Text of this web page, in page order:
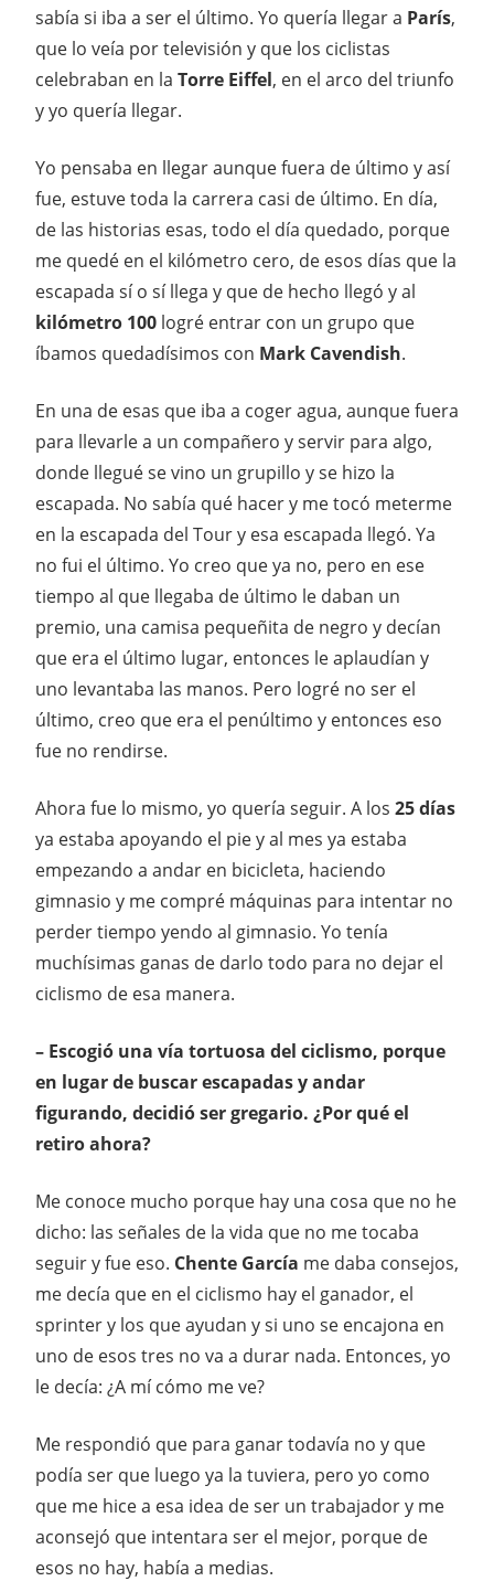
sabía si iba a ser el último. Yo quería llegar a París,
que lo veía por televisión y que los ciclistas
celebraban en la Torre Eiffel, en el arco del triunfo
y yo quería llegar.
Yo pensaba en llegar aunque fuera de último y así
fue, estuve toda la carrera casi de último. En día,
de las historias esas, todo el día quedado, porque
me quedé en el kilómetro cero, de esos días que la
escapada sí o sí llega y que de hecho llegó y al
kilómetro 100 logré entrar con un grupo que
íbamos quedadísimos con Mark Cavendish.
En una de esas que iba a coger agua, aunque fuera
para llevarle a un compañero y servir para algo,
donde llegué se vino un grupillo y se hizo la
escapada. No sabía qué hacer y me tocó meterme
en la escapada del Tour y esa escapada llegó. Ya
no fui el último. Yo creo que ya no, pero en ese
tiempo al que llegaba de último le daban un
premio, una camisa pequeñita de negro y decían
que era el último lugar, entonces le aplaudían y
uno levantaba las manos. Pero logré no ser el
último, creo que era el penúltimo y entonces eso
fue no rendirse.
Ahora fue lo mismo, yo quería seguir. A los 25 días
ya estaba apoyando el pie y al mes ya estaba
empezando a andar en bicicleta, haciendo
gimnasio y me compré máquinas para intentar no
perder tiempo yendo al gimnasio. Yo tenía
muchísimas ganas de darlo todo para no dejar el
ciclismo de esa manera.
– Escogió una vía tortuosa del ciclismo, porque
en lugar de buscar escapadas y andar
figurando, decidió ser gregario. ¿Por qué el
retiro ahora?
Me conoce mucho porque hay una cosa que no he
dicho: las señales de la vida que no me tocaba
seguir y fue eso. Chente García me daba consejos,
me decía que en el ciclismo hay el ganador, el
sprinter y los que ayudan y si uno se encajona en
uno de esos tres no va a durar nada. Entonces, yo
le decía: ¿A mí cómo me ve?
Me respondió que para ganar todavía no y que
podía ser que luego ya la tuviera, pero yo como
que me hice a esa idea de ser un trabajador y me
aconsejó que intentara ser el mejor, porque de
esos no hay, había a medias.